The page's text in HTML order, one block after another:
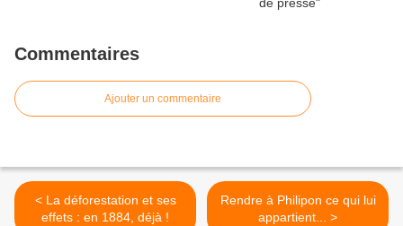
Commentaires
Ajouter un commentaire
< La déforestation et ses
effets : en 1884, déjà !
Rendre à Philipon ce qui lui
appartient... >